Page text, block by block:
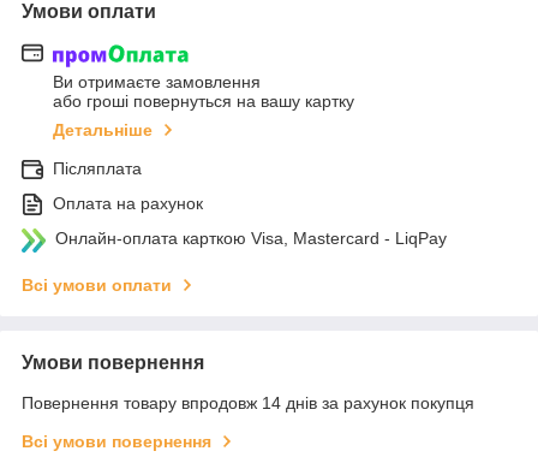
Умови оплати
Ви отримаєте замовлення
або гроші повернуться на вашу картку
Детальніше
Післяплата
Оплата на рахунок
Онлайн-оплата карткою Visa, Mastercard - LiqPay
Всі умови оплати
Умови повернення
Повернення товару впродовж 14 днів за рахунок покупця
Всі умови повернення